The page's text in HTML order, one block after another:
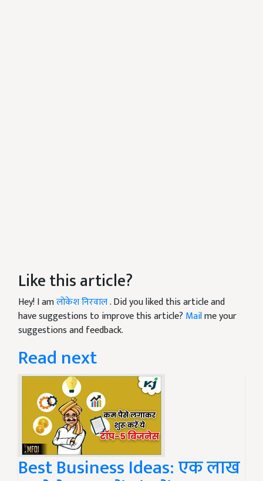
Like this article?
Hey! I amलोकेश निरवाल. Did you liked this article and
have suggestions to improve this article? Mailme your
suggestions and feedback.
Read next
Best Business Ideas: एक लाख